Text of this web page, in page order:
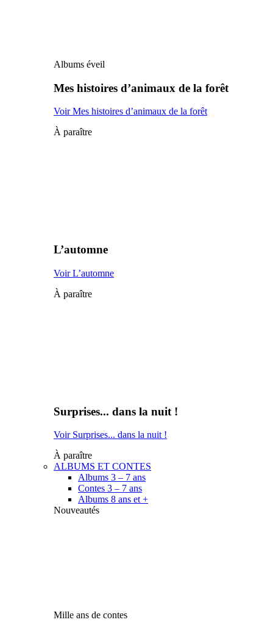
Albums éveil
Mes histoires d’animaux de la forêt
Voir Mes histoires d’animaux de la forêt
À paraître
L’automne
Voir L’automne
À paraître
Surprises... dans la nuit !
Voir Surprises... dans la nuit !
À paraître
ALBUMS ET CONTES
Albums 3 – 7 ans
Contes 3 – 7 ans
Albums 8 ans et +
Nouveautés
Mille ans de contes